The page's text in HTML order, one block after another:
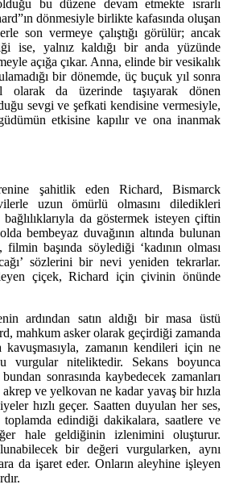
bu düzene devam etmekte ısrarlı
dönmesiyle birlikte kafasında oluşan
son vermeye çalıştığı görülür; ancak
ise, yalnız kaldığı bir anda yüzünde
açığa çıkar. Anna, elinde bir vesikalık
bir dönemde, üç buçuk yıl sonra
olarak da üzerinde taşıyarak dönen
sevgi ve şefkati kendisine vermesiyle,
etkisine kapılır ve ona inanmak
şahitlik eden Richard, Bismarck
uzun ömürlü olmasını diledikleri
da göstermek isteyen çiftin
bembeyaz duvağının altında bulunan
başında söylediği ‘kadının olması
sözlerini bir nevi yeniden tekrarlar.
çiçek, Richard için çivinin önünde
ardından satın aldığı bir masa üstü
mahkum asker olarak geçirdiği zamanda
zamanın kendileri için ne
vurgular niteliktedir. Sekans boyunca
sonrasında kaybedecek zamanları
akrep ve yelkovan ne kadar yavaş bir hızla
hızlı geçer. Saatten duyulan her ses,
edindiği dakikalara, saatlere ve
hale geldiğinin izlenimini oluşturur.
bir değeri vurgularken, aynı
da işaret eder. Onların aleyhine işleyen